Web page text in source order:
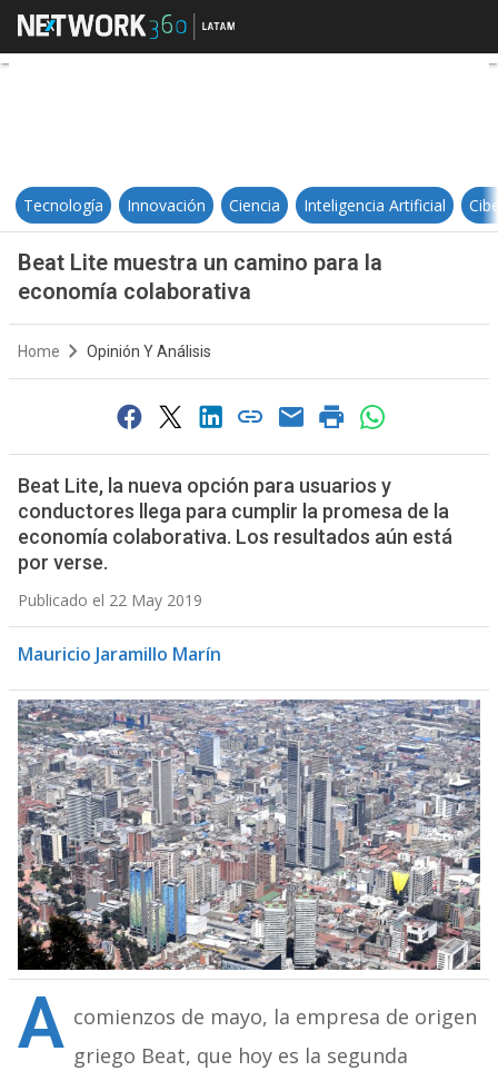
Beat Lite muestra un camino
Tecnología Innovación Ciencia Inteligencia Artificial
Beat Lite muestra un camino para la
economía colaborativa
Home Opinión Y Análisis
Beat Lite, la nueva opción para usuarios y
conductores llega para cumplir la promesa de la
economía colaborativa. Los resultados aún está
por verse.
Publicado el 22 May 2019
Mauricio Jaramillo Marín
A comienzos de mayo, la empresa de origen
griego Beat, que hoy es la segunda